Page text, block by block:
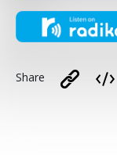
Share